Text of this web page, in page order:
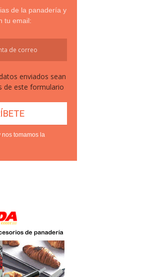
de la panadería y
tu email:
enviados sean
de este formulario
nos tomamos la